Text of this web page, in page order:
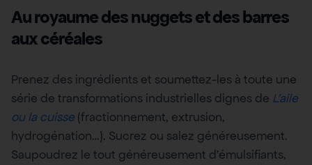
Au royaume des nuggets et des barres
aux céréales
Prenez des ingrédients et soumettez-les à toute une
série de transformations industrielles dignes de L’aile
ou la cuisse (fractionnement, extrusion,
hydrogénation…). Sucrez ou salez généreusement.
Saupoudrez le tout généreusement d’émulsifiants,